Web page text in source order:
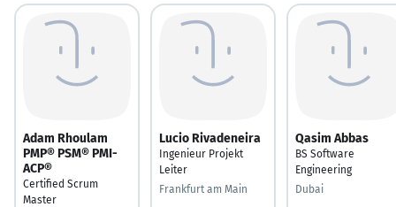
Adam Rhoulam
PMP® PSM® PMI-
ACP®
Certified Scrum
Master
Lucio Rivadeneira
Ingenieur Projekt
Leiter
Frankfurt am Main
Qasim Abbas
BS Software
Engineering
Dubai